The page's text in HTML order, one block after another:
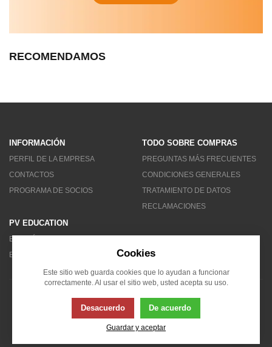
RECOMENDAMOS
INFORMACIÓN
PERFIL DE LA EMPRESA
CONTACTOS
PROGRAMA DE SOCIOS
TODO SOBRE COMPRAS
PREGUNTAS MÁS FRECUENTES
CONDICIONES GENERALES
TRATAMIENTO DE DATOS
RECLAMACIONES
PV EDUCATION
BOLETÍN DE NOTICIAS
BLOG
© 2007 - 2026 Solarity LAT (Colombia)
Esta página usa cookies. Haga clic para obtener más información...
Cookies
Este sitio web guarda cookies que lo ayudan a funcionar
correctamente. Al usar el sitio web, usted acepta su uso.
Desacuerdo De acuerdo
Guardar y aceptar